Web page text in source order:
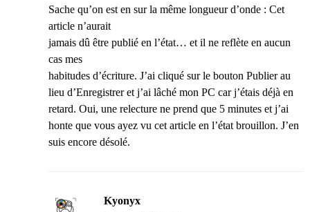
Sache qu’on est en sur la même longueur d’onde : Cet
article n’aurait
jamais dû être publié en l’état… et il ne reflète en aucun
cas mes
habitudes d’écriture. J’ai cliqué sur le bouton Publier au
lieu d’Enregistrer et j’ai lâché mon PC car j’étais déjà en
retard. Oui, une relecture ne prend que 5 minutes et j’ai
honte que vous ayez vu cet article en l’état brouillon. J’en
suis encore désolé.
Kyonyx